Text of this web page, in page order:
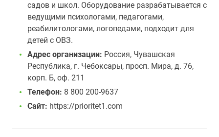
садов и школ. Оборудование разрабатывается с
ведущими психологами, педагогами,
реабилитологами, логопедами, подходит для
детей с ОВЗ.
Адрес организации: Россия, Чувашская
Республика, г. Чебоксары, просп. Мира, д. 76,
корп. Б, оф. 211
Телефон: 8 800 200-9637
Сайт: https://prioritet1.com